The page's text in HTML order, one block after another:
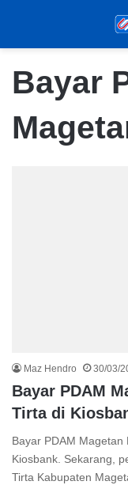
Bayar
Maz Hendro 30/03/
Bayar PDAM
Tirta di
Bayar PDAM
Kiosbank. Sekarang,
Tirta Kabupaten